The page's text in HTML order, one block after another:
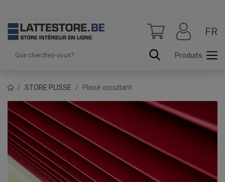
Produits
FR
STORE PLISSE Plissé occultant